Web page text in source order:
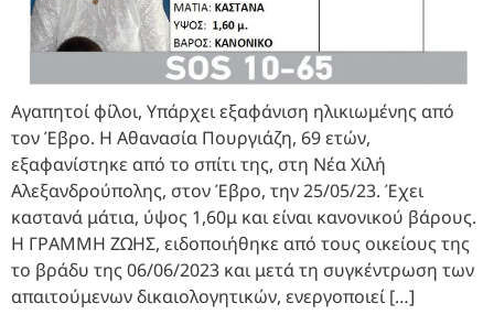
Αγαπητοί φίλοι, Υπάρχει εξαφάνιση ηλικιωμένης από
τον Έβρο. Η Αθανασία Πουργιάζη, 69 ετών,
εξαφανίστηκε από το σπίτι της, στη Νέα Χιλή
Αλεξανδρούπολης, στον Έβρο, την 25/05/23. Έχει
καστανά μάτια, ύψος 1,60μ και είναι κανονικού βάρους.
Η ΓΡΑΜΜΗ ΖΩΗΣ, ειδοποιήθηκε από τους οικείους της
το βράδυ της 06/06/2023 και μετά τη συγκέντρωση των
απαιτούμενων δικαιολογητικών, ενεργοποιεί […]